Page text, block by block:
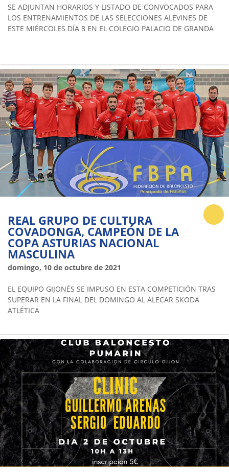
SE ADJUNTAN HORARIOS Y LISTADO DE CONVOCADOS PARA
LOS ENTRENAMIENTOS DE LAS SELECCIONES ALEVINES DE
ESTE MIÉRCOLES DÍA 8 EN EL COLEGIO PALACIO DE GRANDA
REAL GRUPO DE CULTURA
COVADONGA, CAMPEÓN DE LA
COPA ASTURIAS NACIONAL
MASCULINA
domingo, 10 de octubre de 2021
EL EQUIPO GIJONÉS SE IMPUSO EN ESTA COMPETICIÓN TRAS
SUPERAR EN LA FINAL DEL DOMINGO AL ALECAR SKODA
ATLÉTICA